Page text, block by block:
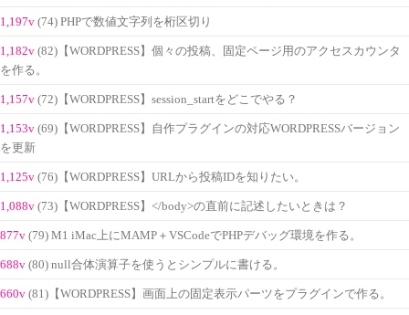
1,197v (74) PHPで数値文字列を桁区切り
1,182v (82)【WORDPRESS】個々の投稿、固定ページ用のアクセスカウンタ
を作る。
1,157v (72)【WORDPRESS】session_startをどこでやる？
1,153v (69)【WORDPRESS】自作プラグインの対応WORDPRESSバージョン
を更新
1,125v (76)【WORDPRESS】URLから投稿IDを知りたい。
1,088v (73)【WORDPRESS】</body>の直前に記述したいときは？
877v (79) M1 iMac上にMAMP＋VSCodeでPHPデバッグ環境を作る。
688v (80) null合体演算子を使うとシンプルに書ける。
660v (81)【WORDPRESS】画面上の固定表示パーツをプラグインで作る。